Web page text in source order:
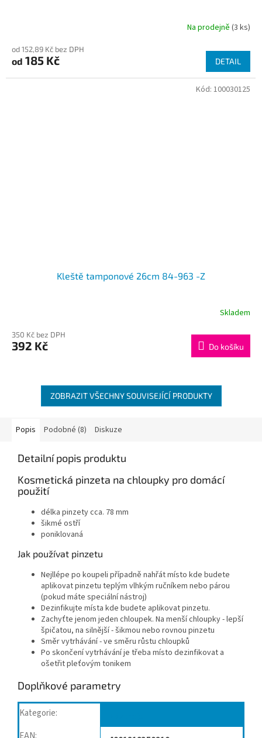
Na prodejně (3 ks)
od 152,89 Kč bez DPH
od 185 Kč DETAIL
Kleště tamponové 26cm 84-963 -Z
Skladem
350 Kč bez DPH
392 Kč Do košíku
Kód: 100030125
ZOBRAZIT VŠECHNY SOUVISEJÍCÍ PRODUKTY
Popis Podobné (8) Diskuze
Detailní popis produktu
Kosmetická pinzeta na chloupky pro domácí
použití
délka pinzety cca. 78 mm
šikmé ostří
poniklovaná
Jak používat pinzetu
Nejllépe po koupeli případně nahřát místo kde budete
aplikovat pinzetu teplým vlhkým ručníkem nebo párou
(pokud máte speciální nástroj)
Dezinfikujte místa kde budete aplikovat pinzetu.
Zachyťte jenom jeden chloupek. Na menší chloupky - lepší
špičatou, na silnější - šikmou nebo rovnou pinzetu
Směr vytrhávání - ve směru růstu chloupků
Po skončení vytrhávání je třeba místo dezinfikovat a
ošetřit pleťovým tonikem
Doplňkové parametry
Kategorie: